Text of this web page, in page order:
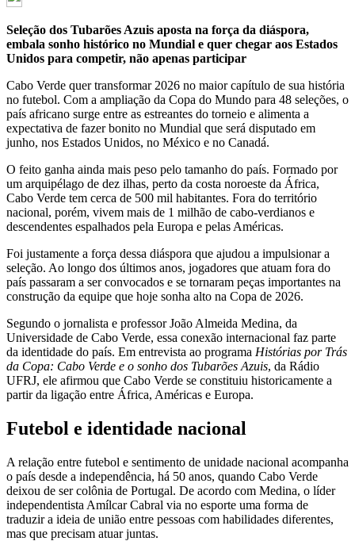
Seleção dos Tubarões Azuis aposta na força da diáspora,
embala sonho histórico no Mundial e quer chegar aos Estados
Unidos para competir, não apenas participar
Cabo Verde quer transformar 2026 no maior capítulo de sua história
no futebol. Com a ampliação da Copa do Mundo para 48 seleções, o
país africano surge entre as estreantes do torneio e alimenta a
expectativa de fazer bonito no Mundial que será disputado em
junho, nos Estados Unidos, no México e no Canadá.
O feito ganha ainda mais peso pelo tamanho do país. Formado por
um arquipélago de dez ilhas, perto da costa noroeste da África,
Cabo Verde tem cerca de 500 mil habitantes. Fora do território
nacional, porém, vivem mais de 1 milhão de cabo-verdianos e
descendentes espalhados pela Europa e pelas Américas.
Foi justamente a força dessa diáspora que ajudou a impulsionar a
seleção. Ao longo dos últimos anos, jogadores que atuam fora do
país passaram a ser convocados e se tornaram peças importantes na
construção da equipe que hoje sonha alto na Copa de 2026.
Segundo o jornalista e professor João Almeida Medina, da
Universidade de Cabo Verde, essa conexão internacional faz parte
da identidade do país. Em entrevista ao programa Histórias por Trás
da Copa: Cabo Verde e o sonho dos Tubarões Azuis, da Rádio
UFRJ, ele afirmou que Cabo Verde se constituiu historicamente a
partir da ligação entre África, Américas e Europa.
Futebol e identidade nacional
A relação entre futebol e sentimento de unidade nacional acompanha
o país desde a independência, há 50 anos, quando Cabo Verde
deixou de ser colônia de Portugal. De acordo com Medina, o líder
independentista Amílcar Cabral via no esporte uma forma de
traduzir a ideia de união entre pessoas com habilidades diferentes,
mas que precisam atuar juntas.